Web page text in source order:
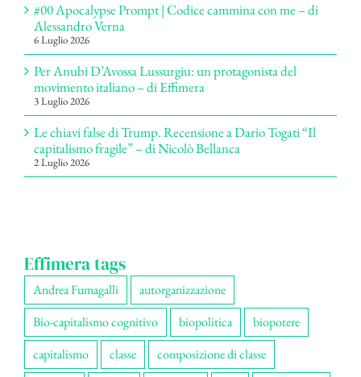
#00 Apocalypse Prompt | Codice cammina con me – di
Alessandro Verna
6 Luglio 2026
Per Anubi D’Avossa Lussurgiu: un protagonista del
movimento italiano – di Effimera
3 Luglio 2026
Le chiavi false di Trump. Recensione a Dario Togati “Il
capitalismo fragile” – di Nicolò Bellanca
2 Luglio 2026
Effimera tags
Andrea Fumagalli
autorganizzazione
Bio-capitalismo cognitivo
biopolitica
biopotere
capitalismo
classe
composizione di classe